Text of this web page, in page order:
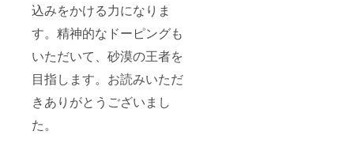
込みをかける力になりま
す。精神的なドーピングも
いただいて、砂漠の王者を
目指します。お読みいただ
きありがとうございまし
た。